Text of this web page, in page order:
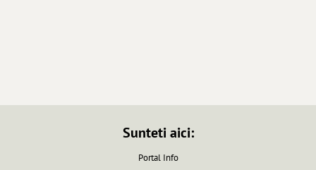
Sunteti aici:
Portal Info